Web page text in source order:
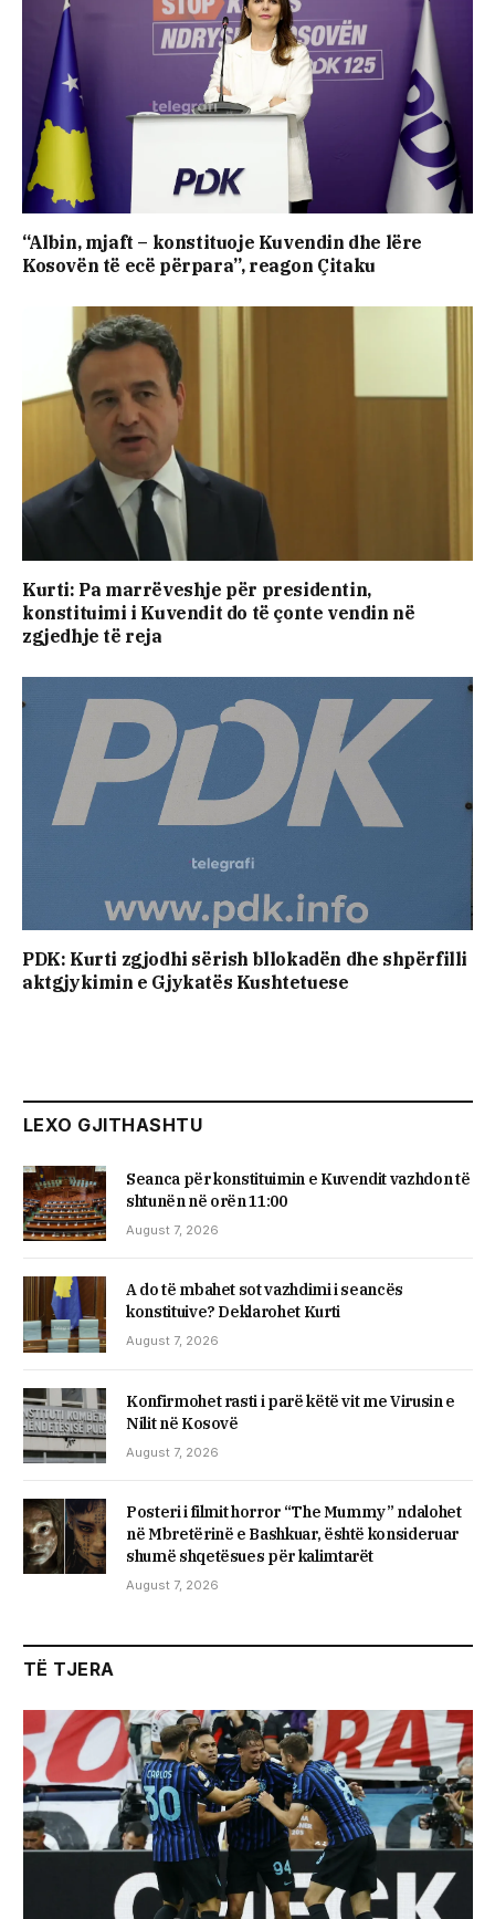
“Albin, mjaft – konstituoje Kuvendin dhe lëre
Kosovën të ecë përpara”, reagon Çitaku
Kurti: Pa marrëveshje për presidentin,
konstituimi i Kuvendit do të çonte vendin në
zgjedhje të reja
PDK: Kurti zgjodhi sërish bllokadën dhe shpërfilli
aktgjykimin e Gjykatës Kushtetuese
LEXO GJITHASHTU
Seanca për konstituimin e Kuvendit vazhdon të
shtunën në orën 11:00
August 7, 2026
A do të mbahet sot vazhdimi i seancës
konstituive? Deklarohet Kurti
August 7, 2026
Konfirmohet rasti i parë këtë vit me Virusin e
Nilit në Kosovë
August 7, 2026
Posteri i filmit horror “The Mummy” ndalohet
në Mbretërinë e Bashkuar, është konsideruar
shumë shqetësues për kalimtarët
August 7, 2026
TË TJERA